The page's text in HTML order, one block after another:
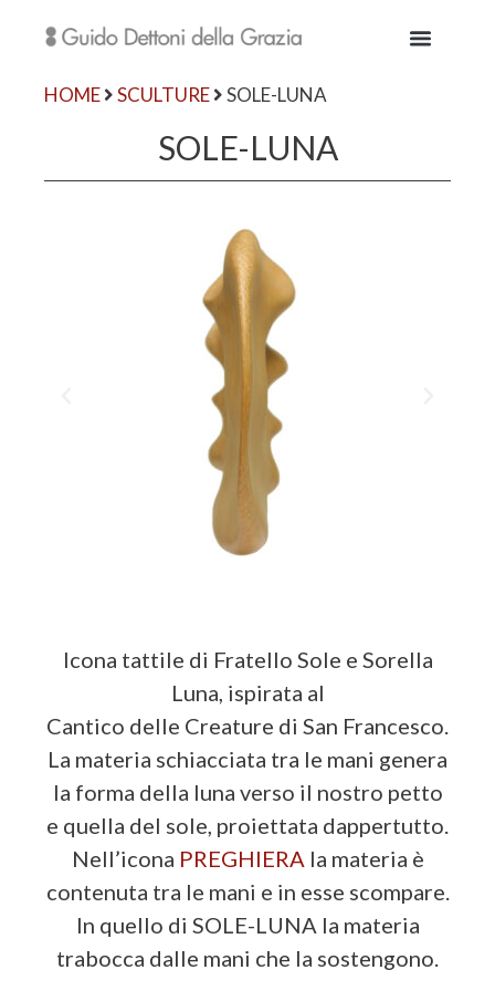
HOME SCULTURE SOLE-LUNA
SOLE-LUNA
Icona tattile di Fratello Sole e Sorella
Luna, ispirata al
Cantico delle Creature di San Francesco.
La materia schiacciata tra le mani genera
la forma della luna verso il nostro petto
e quella del sole, proiettata dappertutto.
Nell’icona PREGHIERA la materia è
contenuta tra le mani e in esse scompare.
In quello di SOLE-LUNA la materia
trabocca dalle mani che la sostengono.